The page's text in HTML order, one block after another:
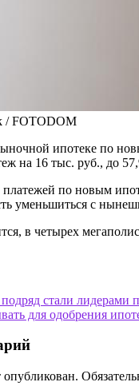
/ FOTODOM
ипотеке по
на 16 тыс. руб., до
по новым
уменьшиться с
в четырех
подряд стали
для одобрения
опубликован.